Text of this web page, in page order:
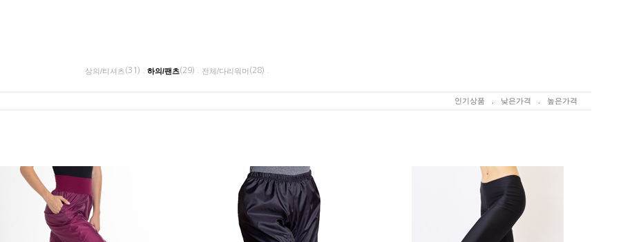
상의/티셔츠(31) . 하의/팬츠(29) . 전체/다리워머 (28) .
인기상품 낮은가격 높은가격